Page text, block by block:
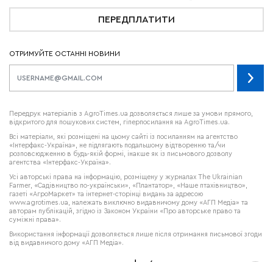
ПЕРЕДПЛАТИТИ
ОТРИМУЙТЕ ОСТАННІ НОВИНИ
Передрук матеріалів з AgroTimes.ua дозволяється лише за умови прямого,
відкритого для пошукових систем, гіперпосилання на AgroTimes.ua.
Всі матеріали, які розміщені на цьому сайті із посиланням на агентство
«Інтерфакс-Україна», не підлягають подальшому відтворенню та/чи
розповсюдженню в будь-якій формі, інакше як із письмового дозволу
агентства «Інтерфакс-Україна».
Усі авторські права на інформацію, розміщену у журналах The Ukrainian
Farmer , «Садівництво по-українськи», «Плантатор», «Наше птахівництво»,
газеті «АгроМаркет» та інтернет-сторінці видань за адресою
www.agrotimes.ua,
належать виключно видавничому дому «АГП Медіа» та
авторам публікацій, згідно із Законом України «Про авторське право та
суміжні права».
Використання інформації дозволяється лише після отримання письмової згоди
від видавничого дому «АГП Медіа».